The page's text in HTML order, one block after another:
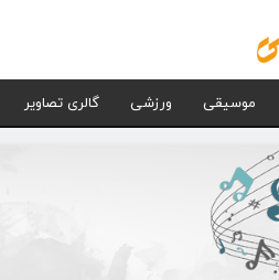
موسیقی ورزشی گالری تصاویر